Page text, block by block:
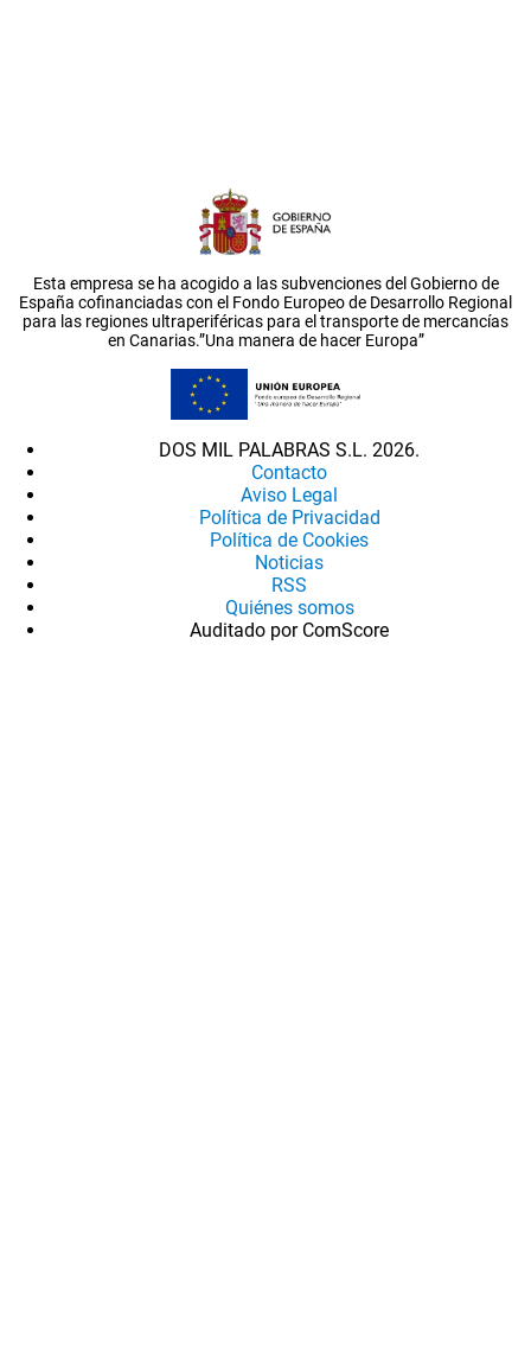
Esta empresa se ha acogido a las subvenciones del Gobierno de
España cofinanciadas con el Fondo Europeo de Desarrollo Regional
para las regiones ultraperiféricas para el transporte de mercancías
en Canarias.”Una manera de hacer Europa”
DOS MIL PALABRAS S.L. 2026.
Contacto
Aviso Legal
Política de Privacidad
Política de Cookies
Noticias
RSS
Quiénes somos
Auditado por ComScore